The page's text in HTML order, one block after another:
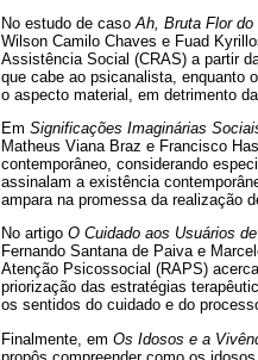
No estudo de casoAh, Bruta Flor
Wilson Camilo Chaves e Fuad
Assistência Social (CRAS) a partir
que cabe ao psicanalista, enquanto
o aspecto material, em detrimento
Em Significações Imaginárias
Matheus Viana Braz e Francisco
contemporâneo, considerando
assinalam a existência
ampara na promessa da realização
No artigo O Cuidado aos Usuários
Fernando Santana de Paiva e
Atenção Psicossocial (RAPS)
priorização das estratégias
os sentidos do cuidado e do
Finalmente, em Os Idosos e a